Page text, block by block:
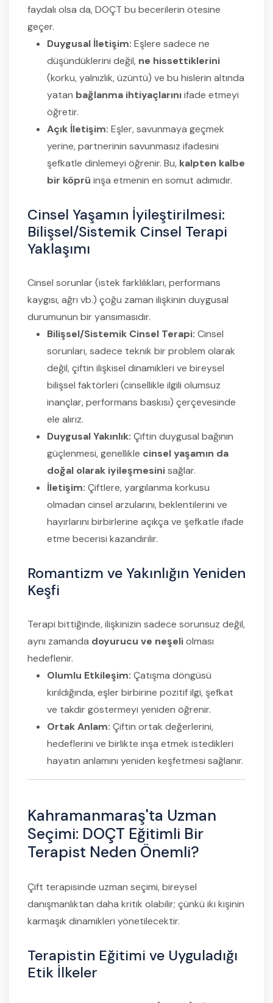
faydalı olsa da, DOÇT bu becerilerin ötesine
geçer.
Duygusal İletişim: Eşlere sadece ne
düşündüklerini değil, ne hissettiklerini
(korku, yalnızlık, üzüntü) ve bu hislerin altında
yatan bağlanma ihtiyaçlarınıifade etmeyi
öğretir.
Açık İletişim: Eşler, savunmaya geçmek
yerine, partnerinin savunmasız ifadesini
şefkatle dinlemeyi öğrenir. Bu, kalpten kalbe
bir köprü inşa etmenin en somut adımıdır.
Cinsel Yaşamın İyileştirilmesi:
Bilişsel/Sistemik Cinsel Terapi
Yaklaşımı
Cinsel sorunlar (istek farklılıkları, performans
kaygısı, ağrı vb.) çoğu zaman ilişkinin duygusal
durumunun bir yansımasıdır.
Bilişsel/Sistemik Cinsel Terapi: Cinsel
sorunları, sadece teknik bir problem olarak
değil, çiftin ilişkisel dinamikleri ve bireysel
bilişsel faktörleri (cinsellikle ilgili olumsuz
inançlar, performans baskısı) çerçevesinde
ele alırız.
Duygusal Yakınlık: Çiftin duygusal bağının
güçlenmesi, genellikle cinsel yaşamın da
doğal olarak iyileşmesinisağlar.
İletişim: Çiftlere, yargılanma korkusu
olmadan cinsel arzularını, beklentilerini ve
hayırlarını birbirlerine açıkça ve şefkatle ifade
etme becerisi kazandırılır.
Romantizm ve Yakınlığın Yeniden
Keşfi
Terapi bittiğinde, ilişkinizin sadece sorunsuz değil,
aynı zamanda doyurucu ve neşeliolması
hedeflenir.
Olumlu Etkileşim: Çatışma döngüsü
kırıldığında, eşler birbirine pozitif ilgi, şefkat
ve takdir göstermeyi yeniden öğrenir.
Ortak Anlam: Çiftin ortak değerlerini,
hedeflerini ve birlikte inşa etmek istedikleri
hayatın anlamını yeniden keşfetmesi sağlanır.
Kahramanmaraş'ta Uzman
Seçimi: DOÇT Eğitimli Bir
Terapist Neden Önemli?
Çift terapisinde uzman seçimi, bireysel
danışmanlıktan daha kritik olabilir; çünkü iki kişinin
karmaşık dinamikleri yönetilecektir.
Terapistin Eğitimi ve Uyguladığı
Etik İlkeler